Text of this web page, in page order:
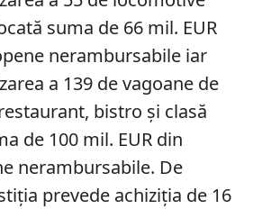
suma de 66 mil. EUR
nerambursabile iar
a 139 de vagoane de
bistro şi clasă
de 100 mil. EUR din
nerambursabile. De
prevede achiziţia de 16